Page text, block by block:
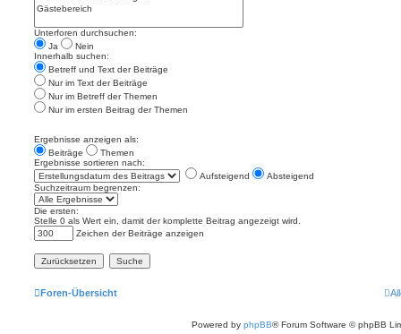
Unterforen durchsuchen:
Ja
Nein
Innerhalb suchen:
Betreff und Text der Beiträge
Nur im Text der Beiträge
Nur im Betreff der Themen
Nur im ersten Beitrag der Themen
Ergebnisse anzeigen als:
Beiträge
Themen
Ergebnisse sortieren nach:
Aufsteigend
Absteigend
Suchzeitraum begrenzen:
Die ersten:
Stelle 0 als Wert ein, damit der komplette Beitrag angezeigt wird.
Zeichen der Beiträge anzeigen
Foren-Übersicht
Powered by phpBB® Forum Software © phpBB